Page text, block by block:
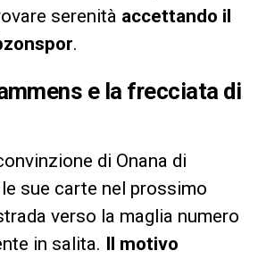
serenità accettando il
.
e la frecciata di
di Onana di
sue carte nel prossimo
verso la maglia numero
in salita. Il motivo